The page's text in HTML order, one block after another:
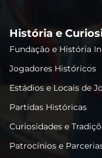
História e
Fundação e História
Jogadores Históricos
Estádios e Locais de
Partidas Históricas
Curiosidades e
Patrocínios e